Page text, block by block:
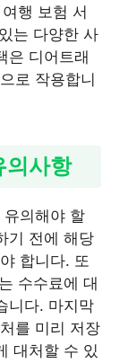
행 보험 서
는 다양한 사
은 디어트래
로 작용합니
의사항
의해야 할
기 전에 해당
합니다. 또
수수료에 대
니다. 마지막
를 미리 저장
대처할 수 있